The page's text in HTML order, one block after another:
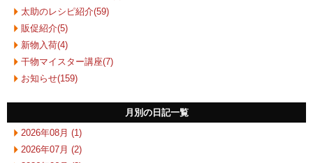
太助のレシピ紹介(59)
販促紹介(5)
新物入荷(4)
干物マイスター講座(7)
お知らせ(159)
月別の日記一覧
2026年08月 (1)
2026年07月 (2)